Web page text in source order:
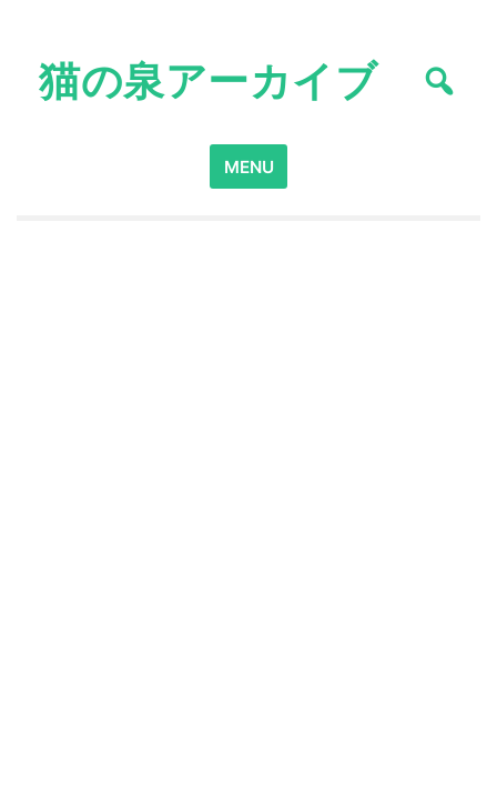
content猫の泉アーカイブ
Search
for:
MENU